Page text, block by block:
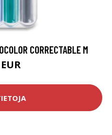
CORRECTABLE M